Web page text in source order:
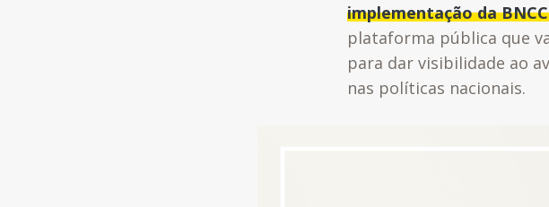
implementação da
plataforma pública que
para dar visibilidade ao
nas políticas nacionais.